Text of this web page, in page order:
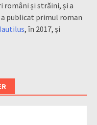
și străini, și a
a publicat primul roman
, în 2017, și